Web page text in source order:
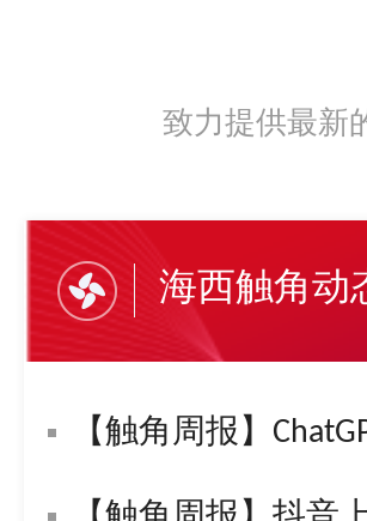
致力提供最新
海西触角动
【触角周报】